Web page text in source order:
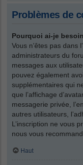
Problèmes de
Pourquoi ai-je
Vous n’êtes pas dans
administrateurs du
messages aux
pouvez également
supplémentaires qui
que l’affichage
messagerie privée,
autres utilisateurs,
L’inscription ne vous
nous vous
Haut